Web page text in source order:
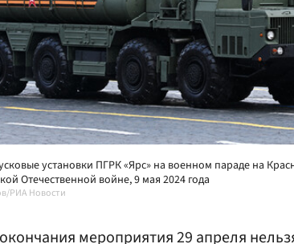
установки ПГРК «Ярс» на военном параде на
Отечественной войне, 9 мая 2024 года
РИА Новости
мероприятия 29 апреля